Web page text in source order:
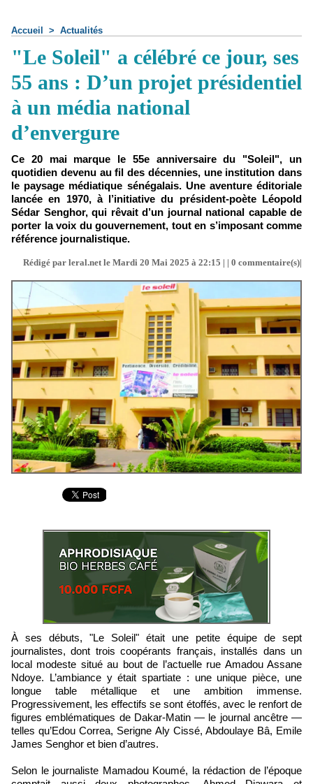
Accueil > Actualités
"Le Soleil" a célébré ce jour, ses
55 ans : D’un projet présidentiel
à un média national
d’envergure
Ce 20 mai marque le 55e anniversaire du "Soleil", un
quotidien devenu au fil des décennies, une institution dans
le paysage médiatique sénégalais. Une aventure éditoriale
lancée en 1970, à l’initiative du président-poète Léopold
Sédar Senghor, qui rêvait d’un journal national capable de
porter la voix du gouvernement, tout en s’imposant comme
référence journalistique.
Rédigé par leral.net le Mardi 20 Mai 2025 à 22:15 | | 0 commentaire(s)|
À ses débuts, "Le Soleil" était une petite équipe de sept
journalistes, dont trois coopérants français, installés dans un
local modeste situé au bout de l’actuelle rue Amadou Assane
Ndoye. L’ambiance y était spartiate : une unique pièce, une
longue table métallique et une ambition immense.
Progressivement, les effectifs se sont étoffés, avec le renfort de
figures emblématiques de Dakar-Matin — le journal ancêtre —
telles qu’Edou Correa, Serigne Aly Cissé, Abdoulaye Bâ, Emile
James Senghor et bien d’autres.
Selon le journaliste Mamadou Koumé, la rédaction de l’époque